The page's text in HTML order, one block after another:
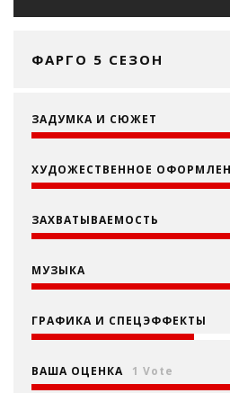
ФАРГО 5 СЕЗОН
ЗАДУМКА И СЮЖЕТ
ХУДОЖЕСТВЕННОЕ
ЗАХВАТЫВАЕМОСТЬ
МУЗЫКА
ГРАФИКА И СПЕЦЭФФЕКТЫ
ВАША ОЦЕНКА 1 Vote